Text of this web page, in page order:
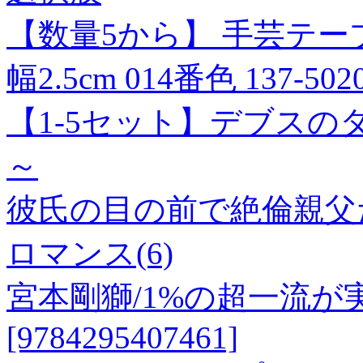
【数量5から】 手芸テ
幅2.5cm 014番色 137-
【1-5セット】デブス
～
彼氏の目の前で絶倫親
ロマンス(6)
宮本剛獅/1%の超一流が
[9784295407461]